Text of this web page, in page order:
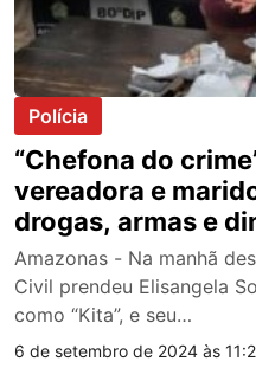
Polícia
“Chefona do
vereadora e
drogas, armas e
veja
Amazonas - Na manhã
Civil prendeu Elisangela
como “Kita”, e seu…
6 de setembro de 2024 às